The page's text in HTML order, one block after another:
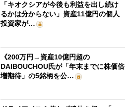
「キオクシアが今後も利益を出し続け
るかは分からない」資産11億円の個人
投資家が…
《200万円→資産10億円超の
DAIBOUCHOU氏が「年末までに株価倍
増期待」の5銘柄を公…